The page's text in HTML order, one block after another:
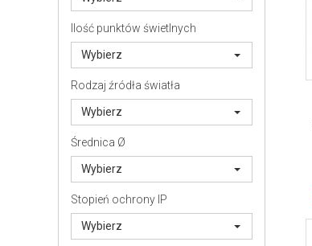
Ilość punktów świetlnych
Wybierz
Rodzaj źródła światła
Wybierz
Średnica Ø
Wybierz
Stopień ochrony IP
Wybierz